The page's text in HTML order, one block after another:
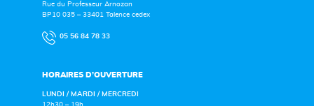
Rue du Professeur Arnozan
BP10 035 – 33401 Talence cedex
05 56 84 78 33
HORAIRES D’OUVERTURE
LUNDI / MARDI / MERCREDI